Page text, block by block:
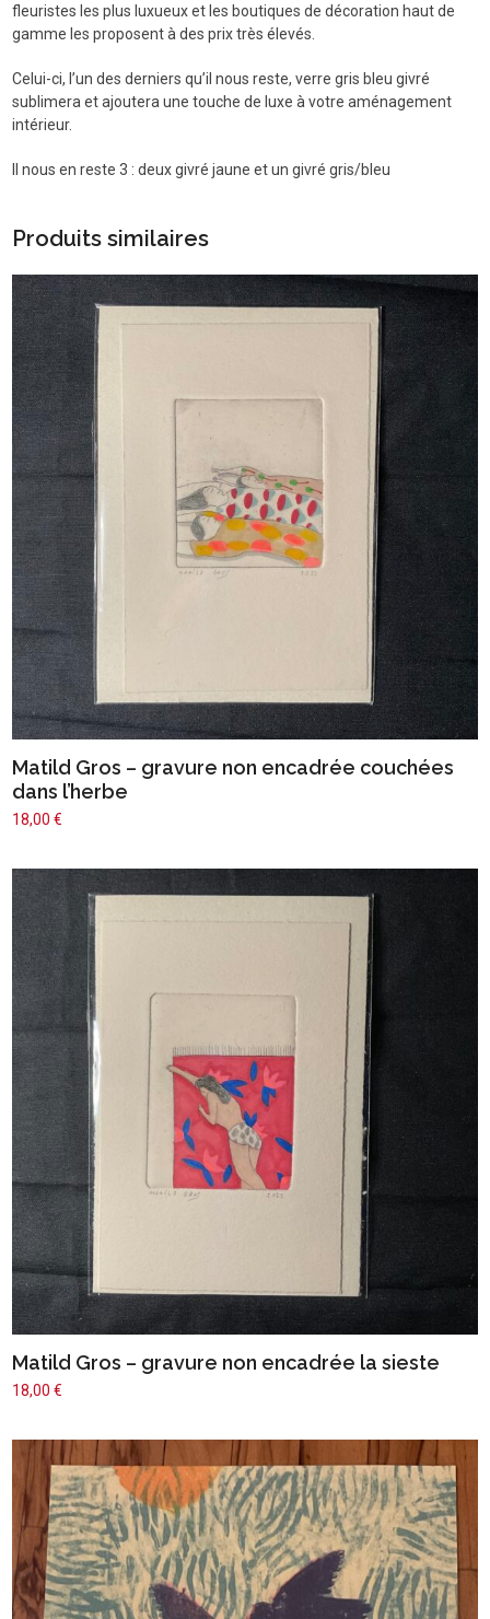
fleuristes les plus luxueux et les boutiques de décoration haut de
gamme les proposent à des prix très élevés.
Celui-ci, l’un des derniers qu’il nous reste, verre gris bleu givré
sublimera et ajoutera une touche de luxe à votre aménagement
intérieur.
Il nous en reste 3 : deux givré jaune et un givré gris/bleu
Produits similaires
Matild Gros – gravure non encadrée couchées
dans l’herbe
18,00€
Matild Gros – gravure non encadrée la sieste
18,00€